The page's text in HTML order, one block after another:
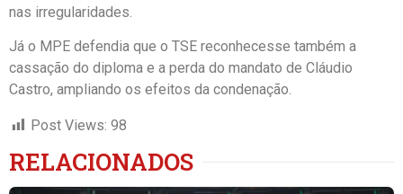
nas irregularidades.
Já o MPE defendia que o TSE reconhecesse também a
cassação do diploma e a perda do mandato de Cláudio
Castro, ampliando os efeitos da condenação.
Post Views: 98
RELACIONADOS